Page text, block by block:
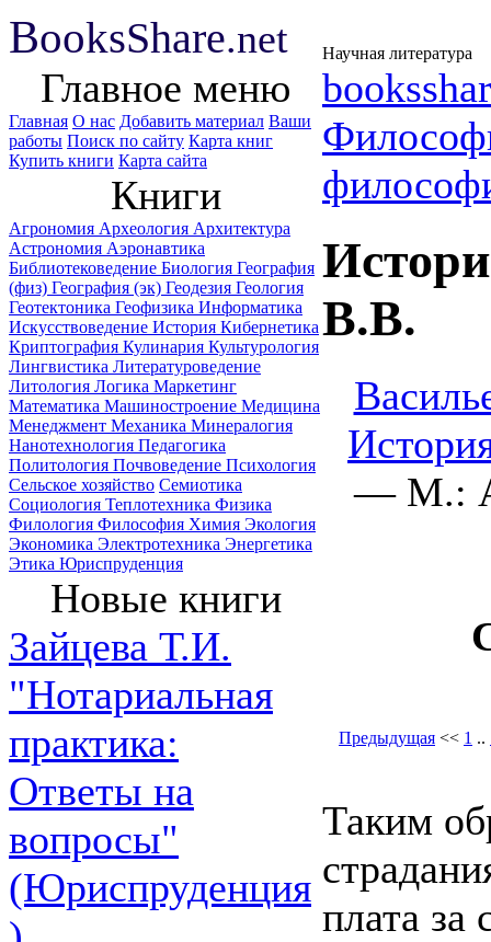
BooksShare.net Научная литература
Главное меню
Главная О нас Добавить материал Ваши
работы Поиск по сайту Карта книг
Купить книги Карта сайта
Книги
Агрономия Археология Архитектура
Астрономия Аэронавтика
Библиотековедение Биология География
(физ) География (эк) Геодезия Геология
Геотектоника Геофизика Информатика
Искусствоведение История Кибернетика
Криптография Кулинария Культурология
Лингвистика Литературоведение
Литология Логика Маркетинг
Математика Машиностроение Медицина
Менеджмент Механика Минералогия
Нанотехнология Педагогика
Политология Почвоведение Психология
Сельское хозяйство Семиотика
Социология Теплотехника Физика
Филология Философия Химия Экология
Экономика Электротехника Энергетика
Этика Юриспруденция
Новые книги
Зайцева Т.И.
"Нотариальная
практика:
Ответы на
вопросы"
(Юриспруденция
B.B.
— М.:
Предыдущая << 1 ..
Таким
плата за